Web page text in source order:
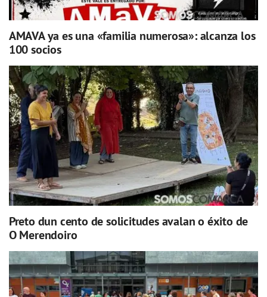
AMAVA ya es una «familia numerosa»: alcanza los
100 socios
Preto dun cento de solicitudes avalan o éxito de
O Merendoiro